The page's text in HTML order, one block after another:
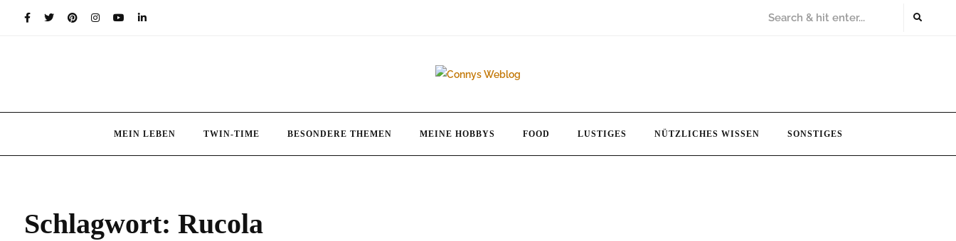
MEIN LEBEN TWIN-TIME BESONDERE THEMEN MEINE HOBBYS FOOD LUSTIGES NÜTZLICHES WISSEN SONSTIGES
Schlagwort: Rucola